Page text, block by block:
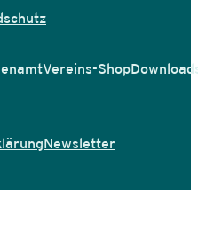
Vereins-Shop
Newsletter